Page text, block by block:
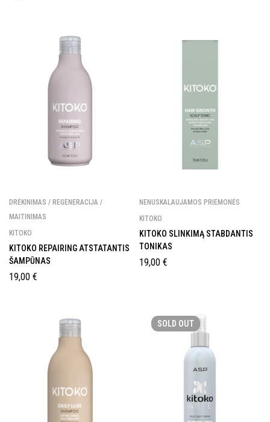
DRĖKINIMAS / REGENERACIJA /
MAITINIMAS
KITOKO
KITOKO REPAIRING ATSTATANTIS
ŠAMPŪNAS
19,00 €
NENUSKALAUJAMOS PRIEMONĖS
KITOKO
KITOKO SLINKIMĄ STABDANTIS
TONIKAS
19,00 €
SOLD OUT